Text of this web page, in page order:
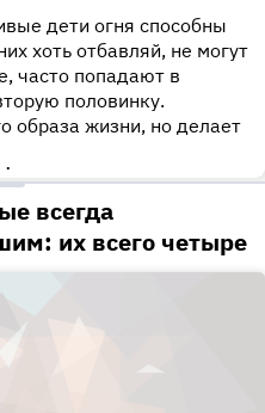
дети огня способны
хоть отбавляй, не могут
часто попадают в
половинку.
образа жизни, но делает
всегда
их всего четыре